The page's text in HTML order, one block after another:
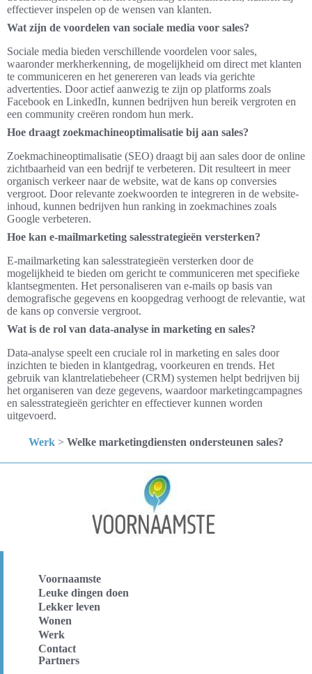
effectiever inspelen op de wensen van klanten.
Wat zijn de voordelen van sociale media voor sales?
Sociale media bieden verschillende voordelen voor sales,
waaronder merkherkenning, de mogelijkheid om direct met klanten
te communiceren en het genereren van leads via gerichte
advertenties. Door actief aanwezig te zijn op platforms zoals
Facebook en LinkedIn, kunnen bedrijven hun bereik vergroten en
een community creëren rondom hun merk.
Hoe draagt zoekmachineoptimalisatie bij aan sales?
Zoekmachineoptimalisatie (SEO) draagt bij aan sales door de online
zichtbaarheid van een bedrijf te verbeteren. Dit resulteert in meer
organisch verkeer naar de website, wat de kans op conversies
vergroot. Door relevante zoekwoorden te integreren in de website-
inhoud, kunnen bedrijven hun ranking in zoekmachines zoals
Google verbeteren.
Hoe kan e-mailmarketing salesstrategieën versterken?
E-mailmarketing kan salesstrategieën versterken door de
mogelijkheid te bieden om gericht te communiceren met specifieke
klantsegmenten. Het personaliseren van e-mails op basis van
demografische gegevens en koopgedrag verhoogt de relevantie, wat
de kans op conversie vergroot.
Wat is de rol van data-analyse in marketing en sales?
Data-analyse speelt een cruciale rol in marketing en sales door
inzichten te bieden in klantgedrag, voorkeuren en trends. Het
gebruik van klantrelatiebeheer (CRM) systemen helpt bedrijven bij
het organiseren van deze gegevens, waardoor marketingcampagnes
en salesstrategieën gerichter en effectiever kunnen worden
uitgevoerd.
Werk > Welke marketingdiensten ondersteunen sales?
Voornaamste
Leuke dingen doen
Lekker leven
Wonen
Werk
Contact
Partners